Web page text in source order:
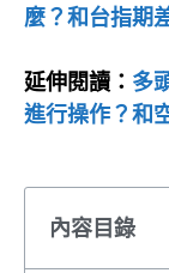
麼？和台指期
延伸閱讀： 多
進行操作？和
內容目錄